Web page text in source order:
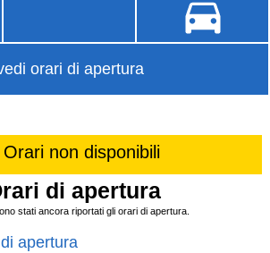
orari di apertura
Orari non disponibili
di apertura
stati ancora riportati gli orari di apertura.
apertura